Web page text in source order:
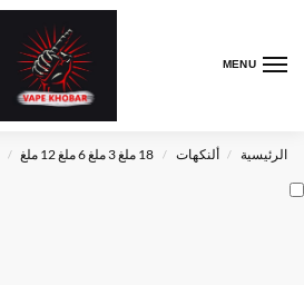
MENU
الرئيسية / ألنكهات / 18 ملغ 3 ملغ 6 ملغ 12 ملغ /